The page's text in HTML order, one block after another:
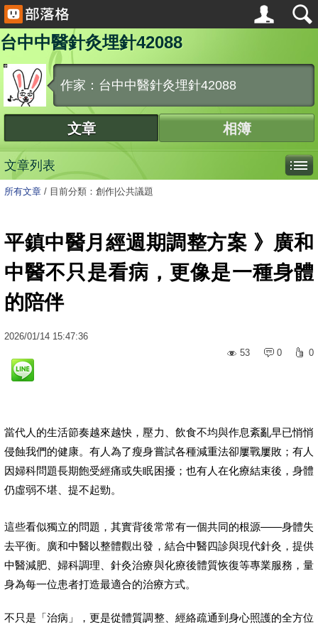
台中中醫針灸埋針42088
作家：台中中醫針灸埋針42088
文章 相簿
文章列表
所有文章 / 目前分類：創作|公共議題
平鎮中醫月經週期調整方案 》廣和
中醫不只是看病，更像是一種身體
的陪伴
2026/01/14 15:47:36
53
0 0
當代人的生活節奏越來越快，壓力、飲食不均與作息紊亂早已悄悄
侵蝕我們的健康。有人為了瘦身嘗試各種減重法卻屢戰屢敗；有人
因婦科問題長期飽受經痛或失眠困擾；也有人在化療結束後，身體
仍虛弱不堪、提不起勁。
這些看似獨立的問題，其實背後常常有一個共同的根源——身體失
去平衡。廣和中醫以整體觀出發，結合中醫四診與現代針灸，提供
中醫減肥、婦科調理、針灸治療與化療後體質恢復等專業服務，量
身為每一位患者打造最適合的治療方式。
不只是「治病」，更是從體質調整、經絡疏通到身心照護的全方位